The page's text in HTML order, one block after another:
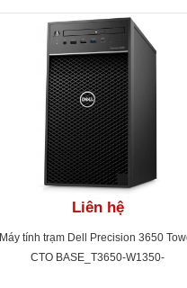
Liên hệ
Máy tính trạm Dell Precision 3650
CTO BASE_T3650-W1350-